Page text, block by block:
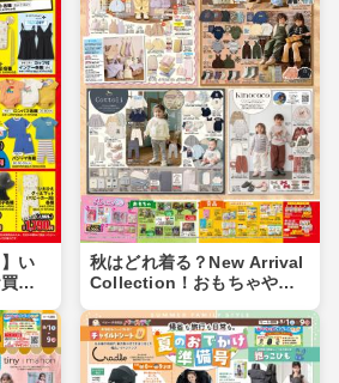
い
い
秋はどれ着る？New Arrival
Collection！おもちゃや食